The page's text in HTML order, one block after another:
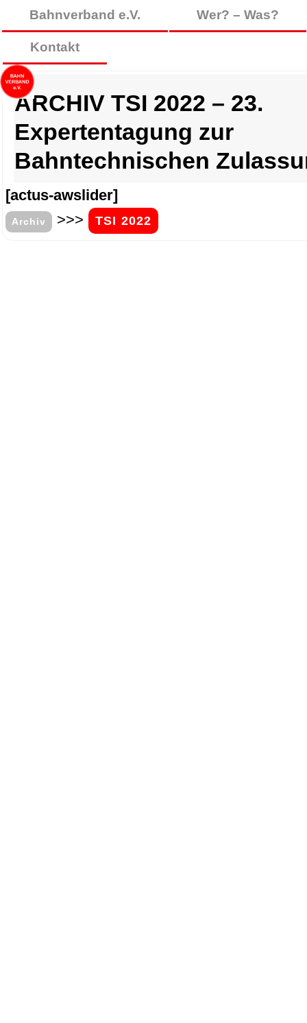
Bahnverband e.V. Wer? – Was?
Kontakt
ARCHIV TSI 2022 – 23.
Expertentagung zur
Bahntechnischen
[actus-awslider]
Archiv >>> TSI 2022